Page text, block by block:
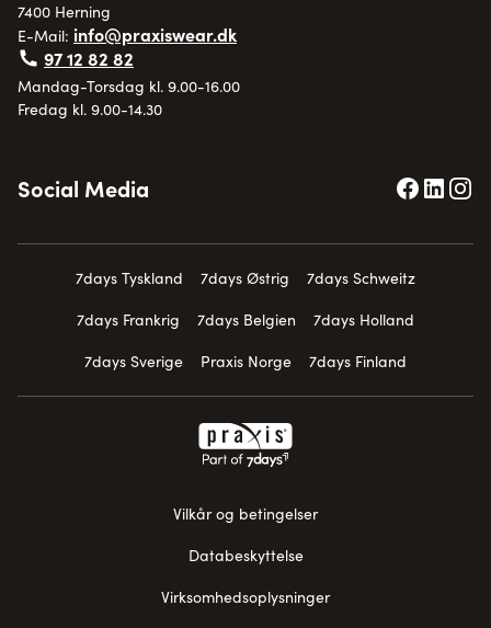
7400 Herning
E-Mail: info@praxiswear.dk
97 12 82 82
Mandag-Torsdag kl. 9.00-16.00
Fredag kl. 9.00-14.30
Social Media
7days Tyskland 7days Østrig
7days Schweitz
7days Frankrig
7days Belgien
7days Holland
7days Sverige
Praxis Norge 7days Finland
Vilkår og betingelser
Databeskyttelse
Virksomhedsoplysninger